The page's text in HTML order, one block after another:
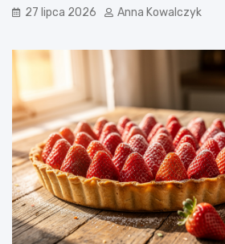
27 lipca 2026 Anna Kowalczyk